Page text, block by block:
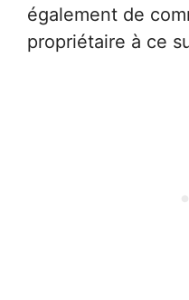
également de
propriétaire à ce